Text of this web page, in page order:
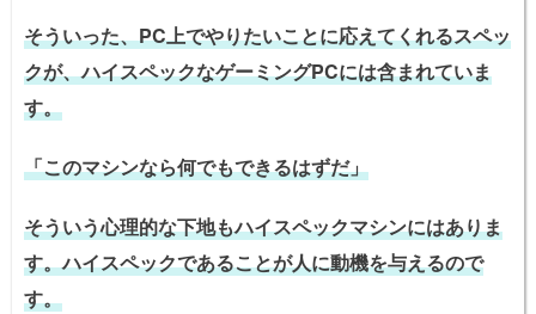
そういった、PC上でやりたいことに応えてくれるスペッ
クが、ハイスペックなゲーミングPCには含まれていま
す。
「このマシンなら何でもできるはずだ」
そういう心理的な下地もハイスペックマシンにはありま
す。ハイスペックであることが人に動機を与えるので
す。